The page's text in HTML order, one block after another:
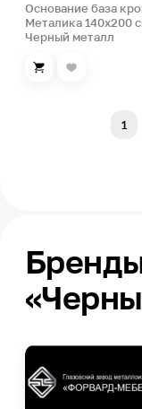
Основание база
Металика 140х200
Черный металл
1